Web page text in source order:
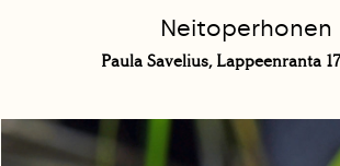
Neitoperhonen
Paula Savelius, Lappeenranta